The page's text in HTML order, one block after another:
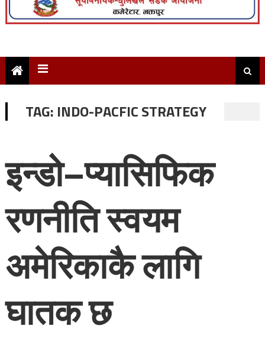
TAG: INDO-PACFIC STRATEGY
इन्डो–प्यासिफिक
रणनीति स्वयम
अमेरिकाकै लागि
घातक छ